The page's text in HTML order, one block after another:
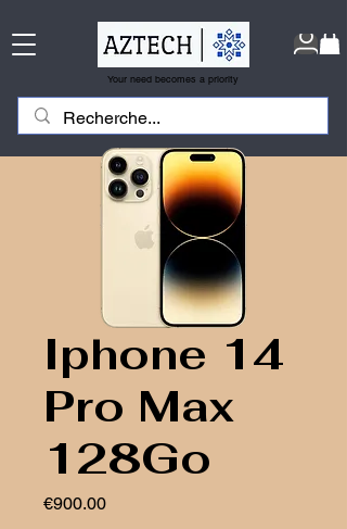
Your need becomes a priority
Iphone 14
Pro Max
128Go
€900.00Price